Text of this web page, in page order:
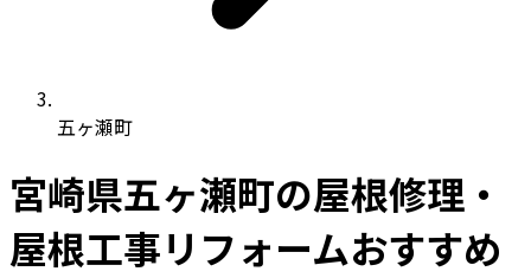
五ヶ瀬町
宮崎県五ヶ瀬町の屋根修理・
屋根工事リフォームおすすめ